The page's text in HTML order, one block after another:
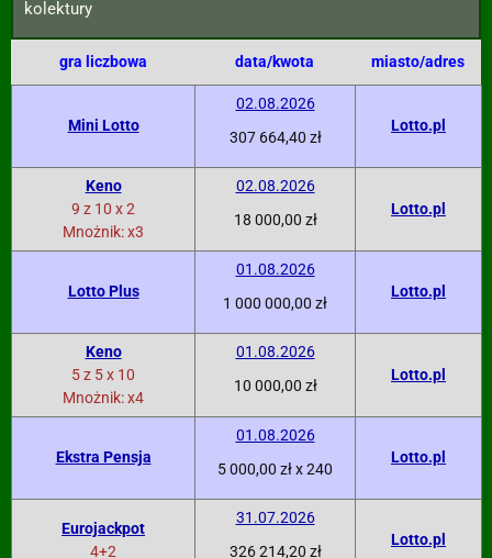
kolektury
gra liczbowa data/kwota miasto/adres
Mini Lotto
02.08.2026
307 664,40 zł
Lotto.pl
Keno
9 z 10 x 2
Mnożnik: x3
02.08.2026
18 000,00 zł
Lotto.pl
Lotto Plus
01.08.2026
1 000 000,00 zł
Lotto.pl
Keno
5 z 5 x 10
Mnożnik: x4
01.08.2026
10 000,00 zł
Lotto.pl
Ekstra Pensja
01.08.2026
5 000,00 zł x 240
Lotto.pl
Eurojackpot
4+2
31.07.2026
326 214,20 zł
Lotto.pl